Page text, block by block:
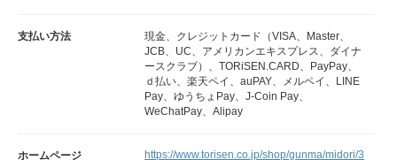
支払い方法
現金、クレジットカード（VISA、Master、
JCB、UC、アメリカンエキスプレス、ダイナ
ースクラブ）、TORiSEN.CARD、PayPay、
ｄ払い、楽天ペイ、auPAY、メルペイ、LINE
Pay、ゆうちょPay、J-Coin Pay、
WeChatPay、Alipay
ホームページ https://www.torisen.co.jp/shop/gunma/midori/3